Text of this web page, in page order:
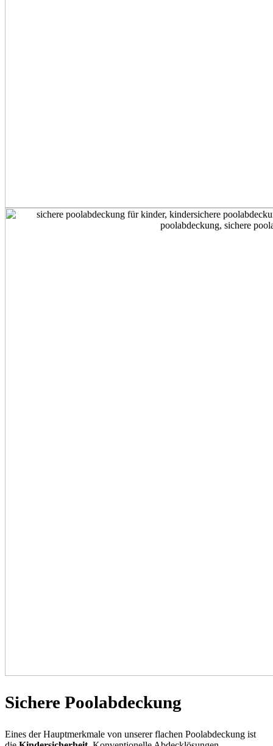
Sichere Poolabdeckung
Eines der Hauptmerkmale von unserer flachen Poolabdeckung ist